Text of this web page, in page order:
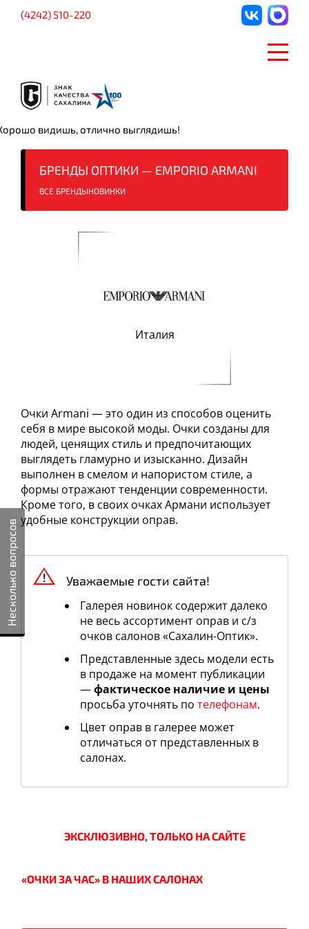
Несколько вопросов
видишь, отлично выглядишь!
(4242) 510-220
БРЕНДЫ ОПТИКИ — EMPORIO ARMANI
ВСЕ БРЕНДЫНОВИНКИ
Италия
Очки Armani — это один из способов оценить
себя в мире высокой моды. Очки созданы для
людей, ценящих стиль и предпочитающих
выглядеть гламурно и изысканно. Дизайн
выполнен в смелом и напористом стиле, а
формы отражают тенденции современности.
Кроме того, в своих очках Армани использует
удобные конструкции оправ.
Уважаемые гости сайта!
Галерея новинок содержит далеко
не весь ассортимент оправ и c/з
очков салонов «Сахалин-Оптик».
Представленные здесь модели есть
в продаже на момент публикации
—фактическое наличие и цены
просьба уточнять по телефонам.
Цвет оправ в галерее может
отличаться от представленных в
салонах.
ЭКСКЛЮЗИВНО, ТОЛЬКО НА САЙТЕ
«ОЧКИ ЗА ЧАС» В НАШИХ САЛОНАХ